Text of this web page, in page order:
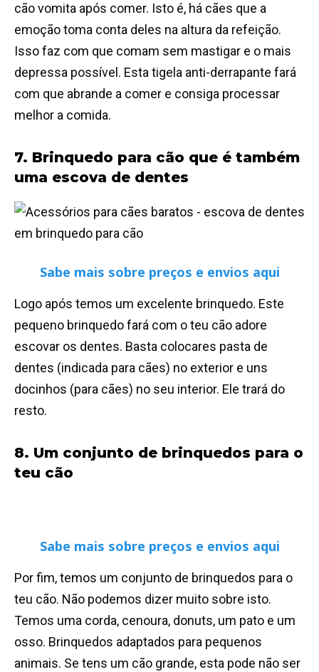
cão vomita após comer. Isto é, há cães que a
emoção toma conta deles na altura da refeição.
Isso faz com que comam sem mastigar e o mais
depressa possível. Esta tigela anti-derrapante fará
com que abrande a comer e consiga processar
melhor a comida.
7. Brinquedo para cão que é também
uma escova de dentes
Sabe mais sobre preços e envios aqui
Logo após temos um excelente brinquedo. Este
pequeno brinquedo fará com o teu cão adore
escovar os dentes. Basta colocares pasta de
dentes (indicada para cães) no exterior e uns
docinhos (para cães) no seu interior. Ele trará do
resto.
8. Um conjunto de brinquedos para o
teu cão
Sabe mais sobre preços e envios aqui
Por fim, temos um conjunto de brinquedos para o
teu cão. Não podemos dizer muito sobre isto.
Temos uma corda, cenoura, donuts, um pato e um
osso. Brinquedos adaptados para pequenos
animais. Se tens um cão grande, esta pode não ser